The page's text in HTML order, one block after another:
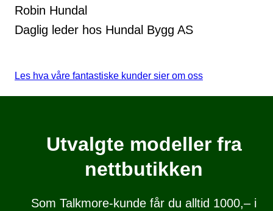
Robin Hundal
Daglig leder hos Hundal Bygg AS
Les hva våre fantastiske kunder sier om oss
Utvalgte modeller fra
nettbutikken
Som Talkmore-kunde får du alltid 1000,– i